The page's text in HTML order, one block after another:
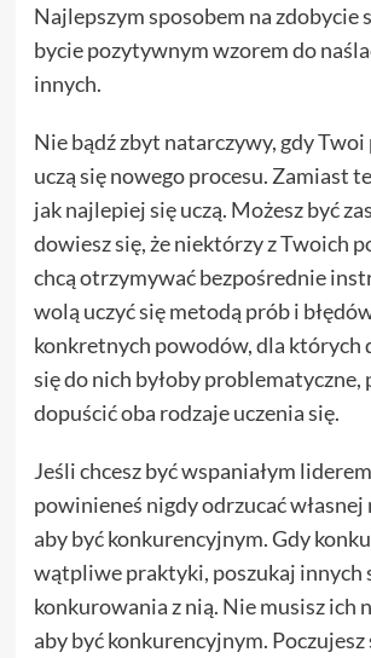
Najlepszym sposobem na zdobycie
bycie pozytywnym wzorem do
innych.
Nie bądź zbyt natarczywy, gdy Twoi
uczą się nowego procesu. Zamiast
jak najlepiej się uczą. Możesz być
dowiesz się, że niektórzy z Twoich
chcą otrzymywać bezpośrednie
wolą uczyć się metodą prób i
konkretnych powodów, dla których
się do nich byłoby problematyczne,
dopuścić oba rodzaje uczenia się.
Jeśli chcesz być wspaniałym
powinieneś nigdy odrzucać
aby być konkurencyjnym. Gdy
wątpliwe praktyki, poszukaj innych
konkurowania z nią. Nie musisz ich
aby być konkurencyjnym.